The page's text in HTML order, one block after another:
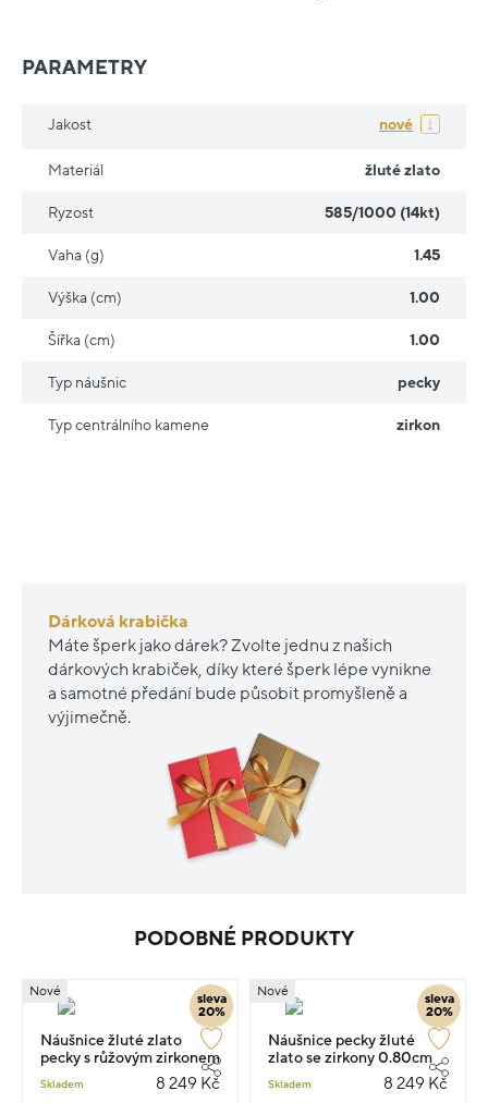
Dárková krabička
Máte šperk jako dárek? Zvolte jednu z našich
dárkových krabiček, díky které šperk lépe vynikne
a samotné předání bude působit promyšleně a
výjimečně.
PARAMETRY
Jakost nové
Materiál žluté zlato
Ryzost 585/1000 (14kt)
Vaha (g) 1.45
Výška (cm) 1.00
Šířka (cm) 1.00
Typ náušnic pecky
Typ centrálního kamene zirkon
PODOBNÉ PRODUKTY
sleva
20%
Nové
Náušnice žluté zlato
pecky s růžovým zirkonem
Skladem 8 249 Kč
sleva
20%
Nové
Náušnice pecky žluté
zlato se zirkony 0.80cm
Skladem 8 249 Kč